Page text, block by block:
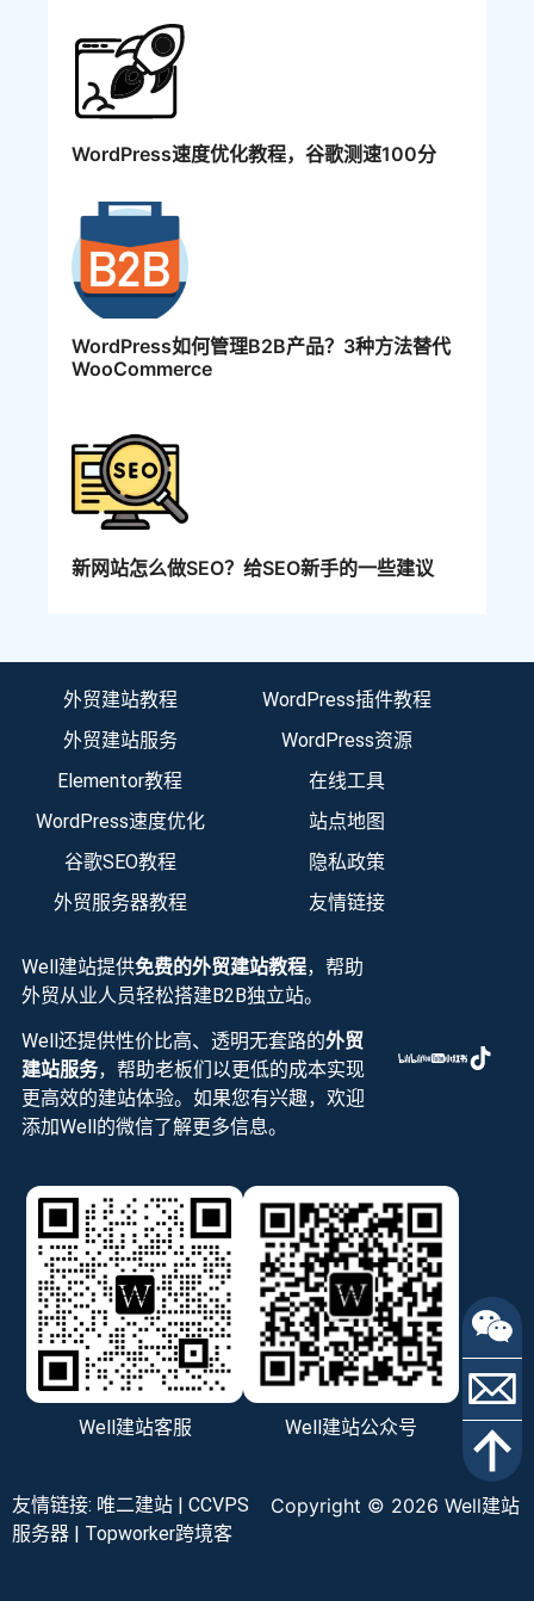
WordPress速度优化教程，谷歌测速100分
WordPress如何管理B2B产品？3种方法替代
WooCommerce
新网站怎么做SEO？给SEO新手的一些建议
外贸建站教程
外贸建站服务
Elementor教程
WordPress速度优化
谷歌SEO教程
外贸服务器教程
WordPress插件教程
WordPress资源
在线工具
站点地图
隐私政策
友情链接
Well建站客服 Well建站公众号
Well建站提供免费的外贸建站教程，帮助
外贸从业人员轻松搭建B2B独立站。
Well还提供性价比高、透明无套路的外贸
建站服务，帮助老板们以更低的成本实现
更高效的建站体验。如果您有兴趣，欢迎
添加Well的微信了解更多信息。
友情链接: 唯二建站 | CCVPS
服务器 | Topworker跨境客
Copyright © 2026 Well建站